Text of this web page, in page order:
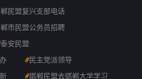
民盟复兴支部电话
市民盟公务员招聘
泰安民盟
#民主党派领导
#邯郸民盟去邯郸大学学习